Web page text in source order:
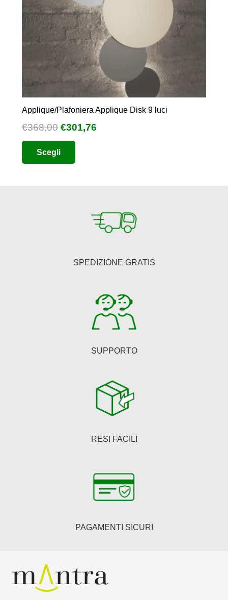
Applique/Plafoniera Applique Disk 9 luci
€368,00 Il
prezzo
originale
era:
€301,76
Scegli
opzioni
pagina
prodotto
SPEDIZIONE GRATIS
SUPPORTO
RESI FACILI
PAGAMENTI SICURI